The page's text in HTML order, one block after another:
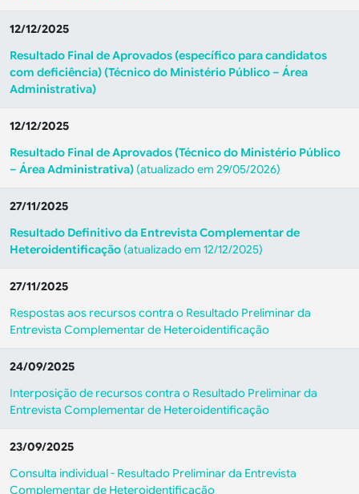
12/12/2025
Resultado Final de Aprovados (específico para candidatos
com deficiência) (Técnico do Ministério Público – Área
Administrativa)
12/12/2025
Resultado Final de Aprovados (Técnico do Ministério Público
– Área Administrativa) (atualizado em 29/05/2026)
27/11/2025
Resultado Definitivo da Entrevista Complementar de
Heteroidentificação (atualizado em 12/12/2025)
27/11/2025
Respostas aos recursos contra o Resultado Preliminar da
Entrevista Complementar de Heteroidentificação
24/09/2025
Interposição de recursos contra o Resultado Preliminar da
Entrevista Complementar de Heteroidentificação
23/09/2025
Consulta individual - Resultado Preliminar da Entrevista
Complementar de Heteroidentificação